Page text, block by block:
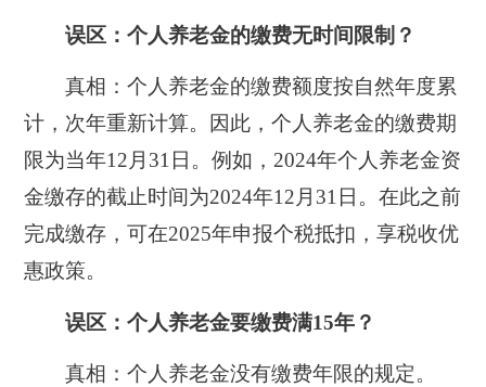
误区：个人养老金的缴费无时间限制？
真相：个人养老金的缴费额度按自然年度累
计，次年重新计算。因此，个人养老金的缴费期
限为当年12月31日。例如，2024年个人养老金资
金缴存的截止时间为2024年12月31日。在此之前
完成缴存，可在2025年申报个税抵扣，享税收优
惠政策。
误区：个人养老金要缴费满15年？
真相：个人养老金没有缴费年限的规定。